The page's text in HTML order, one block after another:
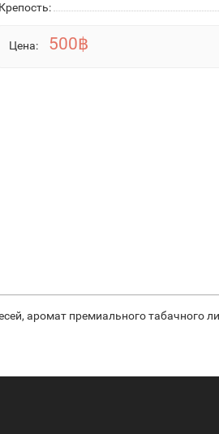
Крепость:
Цена: 500฿
аромат премиального табачного